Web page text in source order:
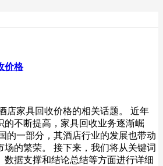
价格
店家具回收价格的相关话题。 近年
的不断提高，家具回收业务逐渐崛
的一部分，其酒店行业的发展也带动
场的繁荣。 接下来，我们将从关键词
数据支撑和结论总结等方面进行详细